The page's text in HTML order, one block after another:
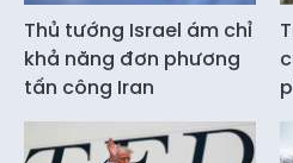
Thủ tướng Israel ám chỉ
khả năng đơn phương
tấn công Iran